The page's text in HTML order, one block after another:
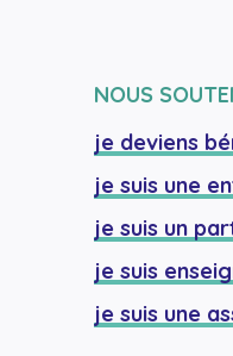
NOUS
je deviens
je suis une
je suis un
je suis
je suis une